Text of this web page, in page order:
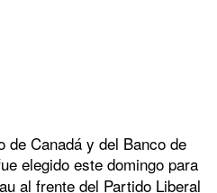
de Canadá y del Banco de
elegido este domingo para
al frente del Partido Liberal